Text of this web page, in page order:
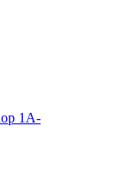
1A-